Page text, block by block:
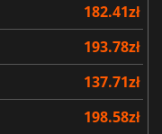
182.41zł
193.78zł
137.71zł
198.58zł